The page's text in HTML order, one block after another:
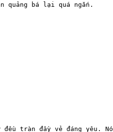
bá lại quá ngắn.
đều tràn đầy vẻ đáng yêu.